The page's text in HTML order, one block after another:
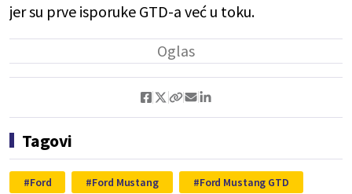
jer su prve isporuke GTD-a već u toku.
Tagovi
Ford Ford Mustang Ford Mustang GTD